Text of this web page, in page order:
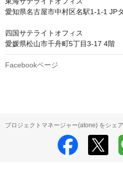
愛知県名古屋市中村区名駅1-1-1 JP
四国サテライトオフィス
愛媛県松山市千舟町5丁目3-17 4階
Facebookページ
プロジェクトマネージャー(atone) をシェ